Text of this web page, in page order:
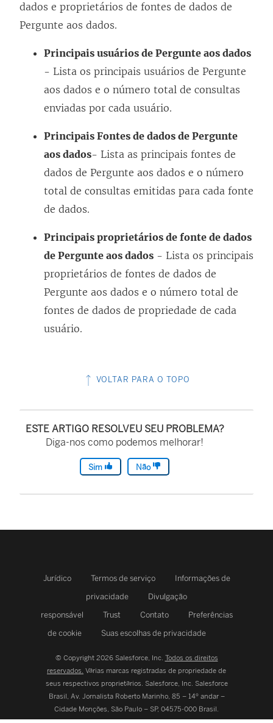
dados e proprietários de fontes de dados de
Pergunte aos dados.
Principais usuários de Pergunte aos dados
- Lista os principais usuários de Pergunte
aos dados e o número total de consultas
enviadas por cada usuário.
Principais Fontes de dados de Pergunte
aos dados- Lista as principais fontes de
dados de Pergunte aos dados e o número
total de consultas emitidas para cada fonte
de dados.
Principais proprietários de fonte de dados
de Pergunte aos dados - Lista os principais
proprietários de fontes de dados de
Pergunte aos dados e o número total de
fontes de dados de propriedade de cada
usuário.
VOLTAR PARA O TOPO
ESTE ARTIGO RESOLVEU SEU PROBLEMA?
Diga-nos como podemos melhorar!
Sim Não
Jurídico Termos de serviço
Informações de
privacidade
Divulgação
responsável
Trust Contato
Preferências
de cookie
Suas escolhas de privacidade
© Copyright 2026 Salesforce, Inc. Todos os direitos
reservados. Várias marcas registradas de propriedade de
seus respectivos proprietários. Salesforce, Inc. Salesforce
Brasil, Av. Jornalista Roberto Marinho, 85 – 14º andar –
Cidade Monções, São Paulo – SP, 04575-000 Brasil.